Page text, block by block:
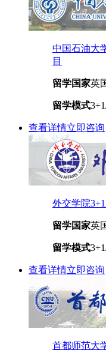
中国石油大
目
留学国家英
留学模式
查看详情立即咨询
外交学院
留学国家英
留学模式
查看详情立即咨询
首都师范大